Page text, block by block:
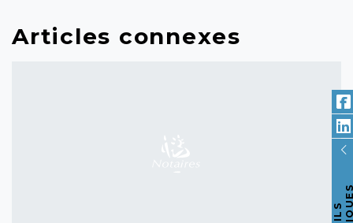
Articles connexes